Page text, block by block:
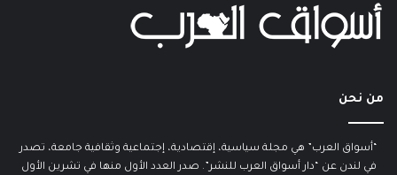
من نحن
“أسواق العرب” هي مجلة سياسية، إقتصادية، إجتماعية وثقافية جامعة، تصدر
في لندن عن “دار أسواق العرب للنشر”. صدر العدد الأول منها في تشرين الأول